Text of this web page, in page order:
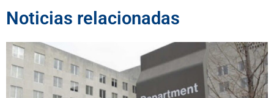
Noticias relacionadas